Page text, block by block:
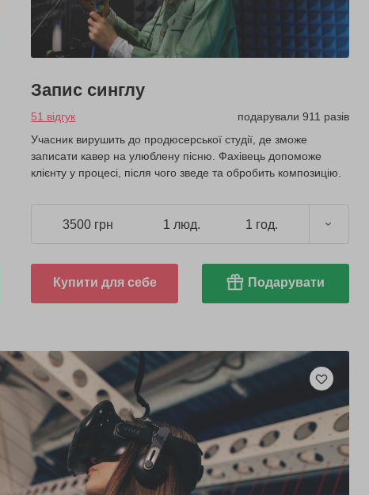
Запис синглу
51 відгук
подарували 911 разів
Учасник вирушить до продюсерської студії, де зможе
записати кавер на улюблену пісню. Фахівець допоможе
клієнту у процесі, після чого зведе та обробить композицію.
3500 грн 1 люд. 1 год.
Купити для себе Подарувати